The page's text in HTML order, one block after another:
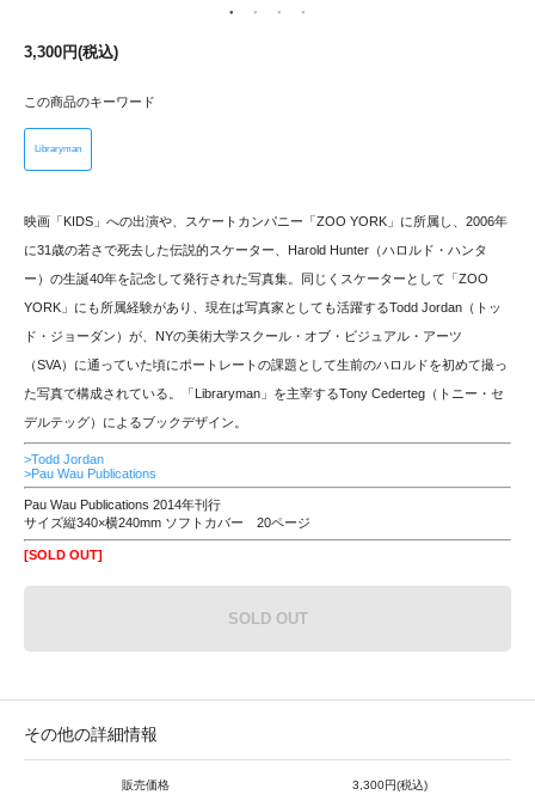
3,300円(税込)
この商品のキーワード
Libraryman
映画「KIDS」への出演や、スケートカンパニー「ZOO YORK」に所属し、2006年
に31歳の若さで死去した伝説的スケーター、Harold Hunter（ハロルド・ハンタ
ー）の生誕40年を記念して発行された写真集。同じくスケーターとして「ZOO
YORK」にも所属経験があり、現在は写真家としても活躍するTodd Jordan（トッ
ド・ジョーダン）が、NYの美術大学スクール・オブ・ビジュアル・アーツ
（SVA）に通っていた頃にポートレートの課題として生前のハロルドを初めて撮っ
た写真で構成されている。「Libraryman」を主宰するTony Cederteg（トニー・セ
デルテッグ）によるブックデザイン。
>Todd Jordan
>Pau Wau Publications
Pau Wau Publications 2014年刊行
サイズ縦340×横240mm ソフトカバー 20ページ
[SOLD OUT]
SOLD OUT
その他の詳細情報
販売価格 3,300円(税込)